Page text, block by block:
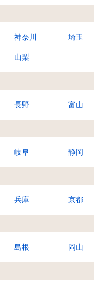
神奈川 埼玉
山梨
長野 富山
岐阜 静岡
兵庫 京都
島根 岡山